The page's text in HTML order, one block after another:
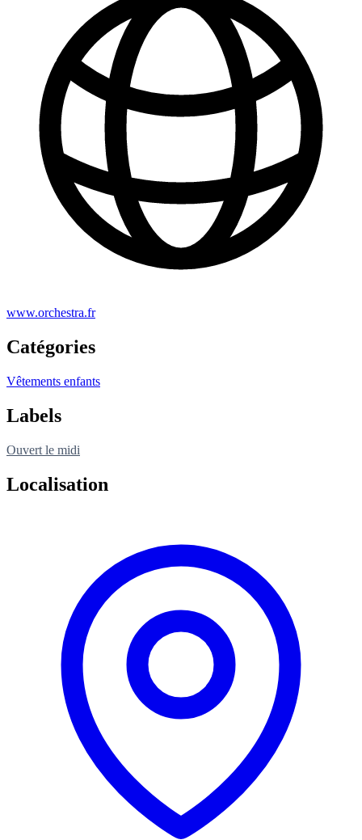
www.orchestra.fr
Catégories
Vêtements enfants
Labels
Ouvert le midi
Localisation